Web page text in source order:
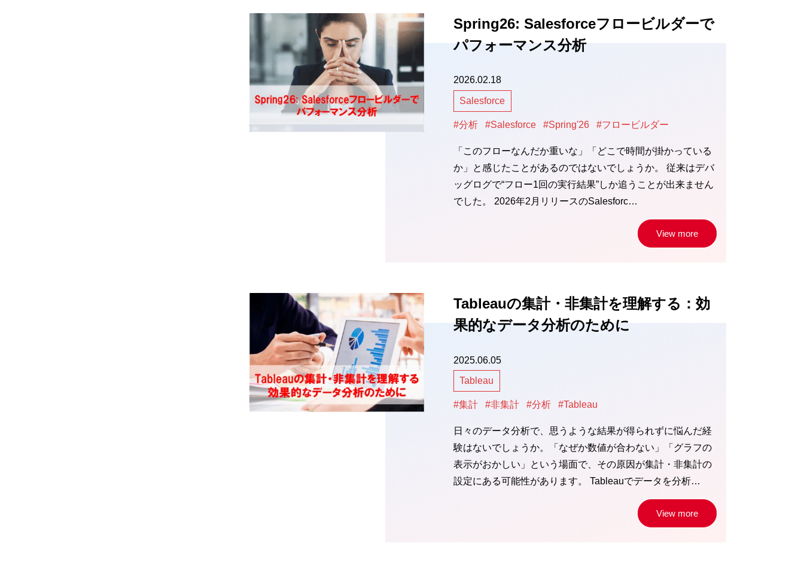
Spring26: Salesforceフロービルダーで
パフォーマンス分析
2026.02.18
Salesforce
#分析 #Salesforce #Spring'26 #フロービルダー
「このフローなんだか重いな」「どこで時間が掛かっている
か」と感じたことがあるのではないでしょうか。 従来はデバ
ッグログで“フロー1回の実行結果”しか追うことが出来ません
でした。 2026年2月リリースのSalesforc…
View more
Tableauの集計・非集計を理解する：効
果的なデータ分析のために
2025.06.05
Tableau
#集計 #非集計 #分析 #Tableau
日々のデータ分析で、思うような結果が得られずに悩んだ経
験はないでしょうか。「なぜか数値が合わない」「グラフの
表示がおかしい」という場面で、その原因が集計・非集計の
設定にある可能性があります。 Tableauでデータを分析…
View more